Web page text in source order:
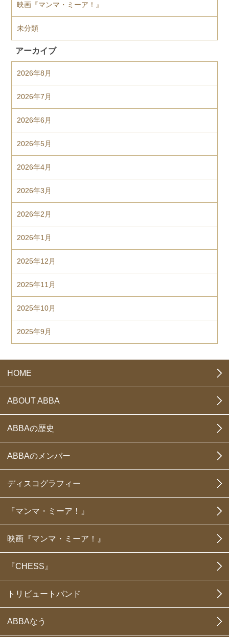
映画『マンマ・ミーア！』
未分類
アーカイブ
2026年8月
2026年7月
2026年6月
2026年5月
2026年4月
2026年3月
2026年2月
2026年1月
2025年12月
2025年11月
2025年10月
2025年9月
HOME
ABOUT ABBA
ABBAの歴史
ABBAのメンバー
ディスコグラフィー
『マンマ・ミーア！』
映画『マンマ・ミーア！』
『CHESS』
トリビュートバンド
ABBAなう